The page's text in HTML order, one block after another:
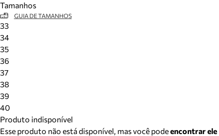
Meus pedidos
Acompanhe seus pedidos e solicite devoluções.
Tamanhos
GUIA DE TAMANHOS
33
34
35
36
37
38
39
40
Produto indisponível
Esse produto não está disponível, mas você podeencontrar ele